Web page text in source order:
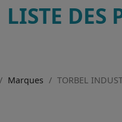
LISTE DES
Marques TORBEL